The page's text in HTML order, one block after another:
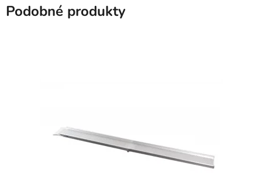
Podobné produkty